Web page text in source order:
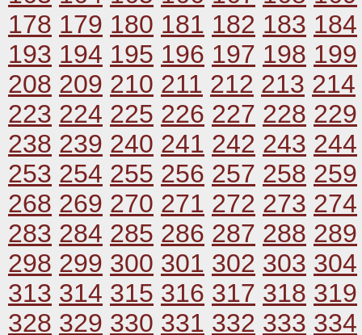
178 179 180 181 182 183 184
193 194 195 196 197 198 199
208 209 210 211 212 213 214
223 224 225 226 227 228 229
238 239 240 241 242 243 244
253 254 255 256 257 258 259
268 269 270 271 272 273 274
283 284 285 286 287 288 289
298 299 300 301 302 303 304
313 314 315 316 317 318 319
328 329 330 331 332 333 334